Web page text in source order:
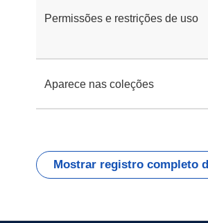
Permissões e restrições de uso
Aparece nas coleções
Mostrar registro completo